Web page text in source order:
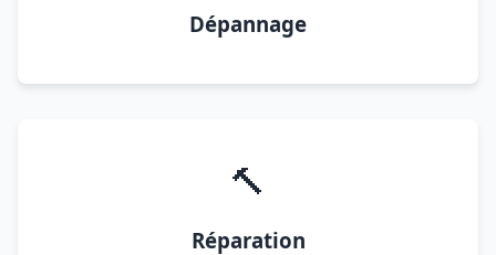
Dépannage
🔨
Réparation